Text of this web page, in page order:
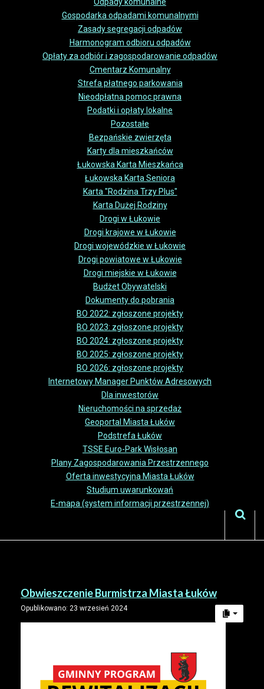
Gospodarka odpadami komunalnymi
Zasady segregacji odpadów
Harmonogram odbioru odpadów
Opłaty za odbiór i zagospodarowanie odpadów
Cmentarz Komunalny
Strefa płatnego parkowania
Nieodpłatna pomoc prawna
Podatki i opłaty lokalne
Pozostałe
Bezpańskie zwierzęta
Karty dla mieszkańców
Łukowska Karta Mieszkańca
Łukowska Karta Seniora
Karta "Rodzina Trzy Plus"
Karta Dużej Rodziny
Drogi w Łukowie
Drogi krajowe w Łukowie
Drogi wojewódzkie w Łukowie
Drogi powiatowe w Łukowie
Drogi miejskie w Łukowie
Budżet Obywatelski
Dokumenty do pobrania
BO 2022: zgłoszone projekty
BO 2023: zgłoszone projekty
BO 2024: zgłoszone projekty
BO 2025: zgłoszone projekty
BO 2026: zgłoszone projekty
Internetowy Manager Punktów Adresowych
Dla inwestorów
Nieruchomości na sprzedaż
Geoportal Miasta Łuków
Podstrefa Łuków
TSSE Euro-Park Wisłosan
Plany Zagospodarowania Przestrzennego
Oferta inwestycyjna Miasta Łuków
Studium uwarunkowań
E-mapa (system informacji przestrzennej)
Obwieszczenie Burmistrza Miasta Łuków
Opublikowano: 23 wrzesień 2024